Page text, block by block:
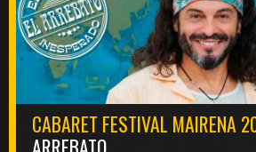
CABARET FESTIVAL MAIRENA